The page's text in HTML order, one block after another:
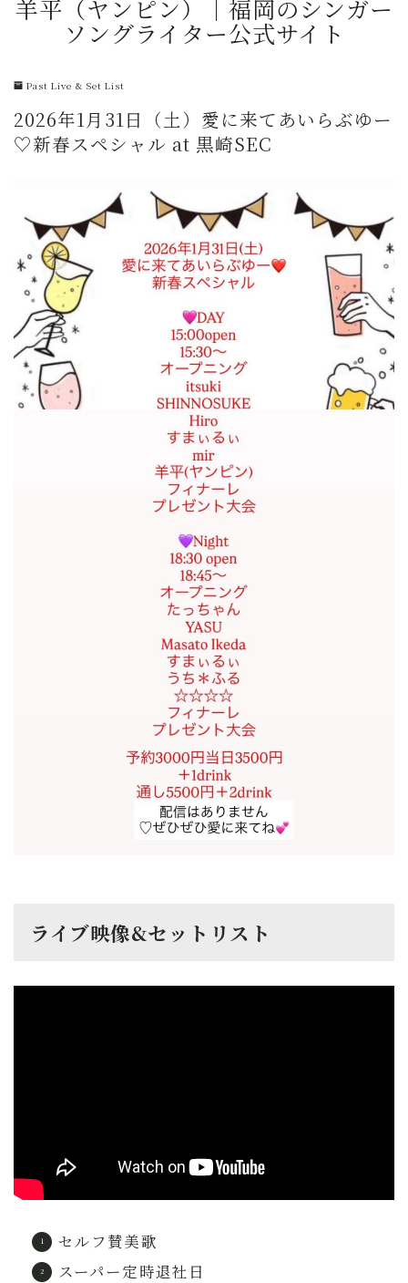
羊平（ヤンピン）｜福岡のシンガー
ソングライター公式サイト
Past Live & Set List
2026年1月31日（土）愛に来てあいらぶゆー
♡新春スペシャル at 黒崎SEC
ライブ映像&セットリスト
セルフ賛美歌
スーパー定時退社日